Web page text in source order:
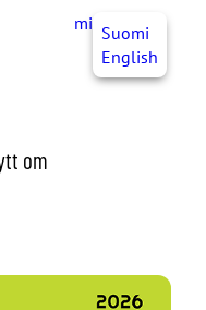
mittJHL SV
Suomi
English
om